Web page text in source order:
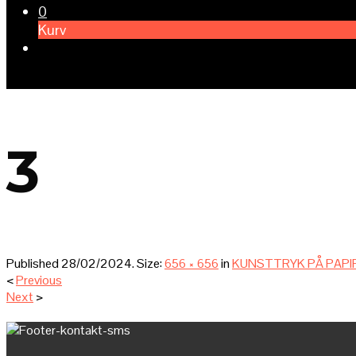
0
Kurv
3
Published28/02/2024. Size:656 × 656inKUNSTTRYK PÅ
<Previous
Next>